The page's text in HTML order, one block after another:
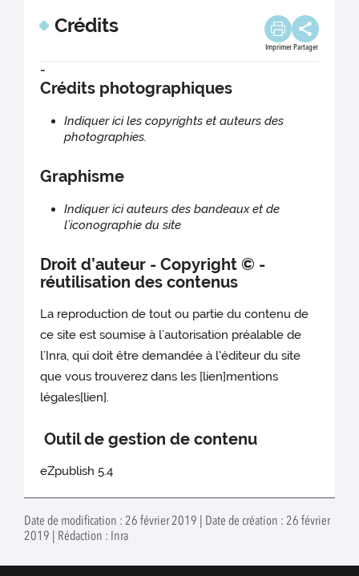
Crédits
Imprimer Partager
-
Crédits photographiques
Indiquer ici les copyrights et auteurs des
photographies.
Graphisme
Indiquer ici auteurs des bandeaux et de
l’iconographie du site
Droit d’auteur - Copyright © -
réutilisation des contenus
La reproduction de tout ou partie du contenu de
ce site est soumise à l’autorisation préalable de
l’Inra, qui doit être demandée à l'éditeur du site
que vous trouverez dans les [lien]mentions
légales[lien].
Outil de gestion de contenu
eZpublish 5.4
Date de modification : 26 février 2019 | Date de création : 26 février
2019 | Rédaction : Inra